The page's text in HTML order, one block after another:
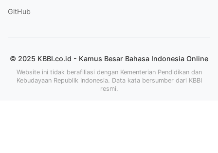
GitHub
© 2025 KBBI.co.id - Kamus Besar Bahasa Indonesia Online
Website ini tidak berafiliasi dengan Kementerian Pendidikan dan
Kebudayaan Republik Indonesia. Data kata bersumber dari KBBI
resmi.